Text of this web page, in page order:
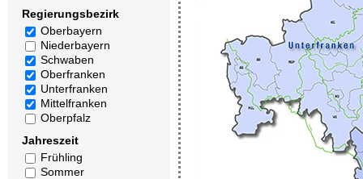
Regierungsbezirk
Oberbayern
Niederbayern
Schwaben
Oberfranken
Unterfranken
Mittelfranken
Oberpfalz
Jahreszeit
Frühling
Sommer